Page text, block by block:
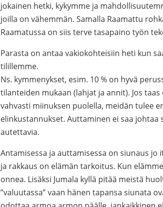
jokainen hetki, kykymme ja
joilla on vähemmän. Samalla Raamattu
Raamatussa on siis terve tasapaino työn
Parasta on antaa vakiokohteisiin heti kun
tilillemme.
Ns. kymmenykset, esim. 10 % on hyvä
tilanteiden mukaan (lahjat ja annit). Jos
vahvasti miinuksen puolella, meidän tulee
elinkustannukset. Auttaminen ei saa
autettavia.
Antamisessa ja auttamisessa on siunaus
ja rakkaus on elämän tarkoitus. Kun
onnea. Lisäksi Jumala kyllä pitää meistä
”valuutassa” vaan hänen tapansa siunata